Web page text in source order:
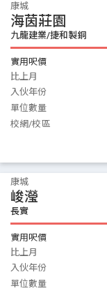
康城
海茵莊園
九龍建業/捷和製銅
實用呎價
比上月
入伙年份
單位數量
校網/校區
康城
峻瀅
長實
實用呎價
比上月
入伙年份
單位數量